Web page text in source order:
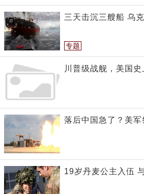
三天击沉三艘船 乌
专题
川普级战舰，美国
落后中国急了？美军
19岁丹麦公主入伍